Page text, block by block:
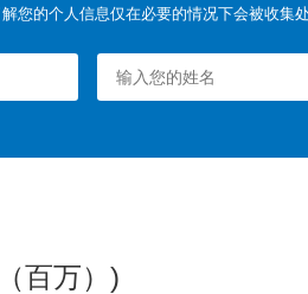
您的个人信息仅在必要的情况下会被收集
百万）)